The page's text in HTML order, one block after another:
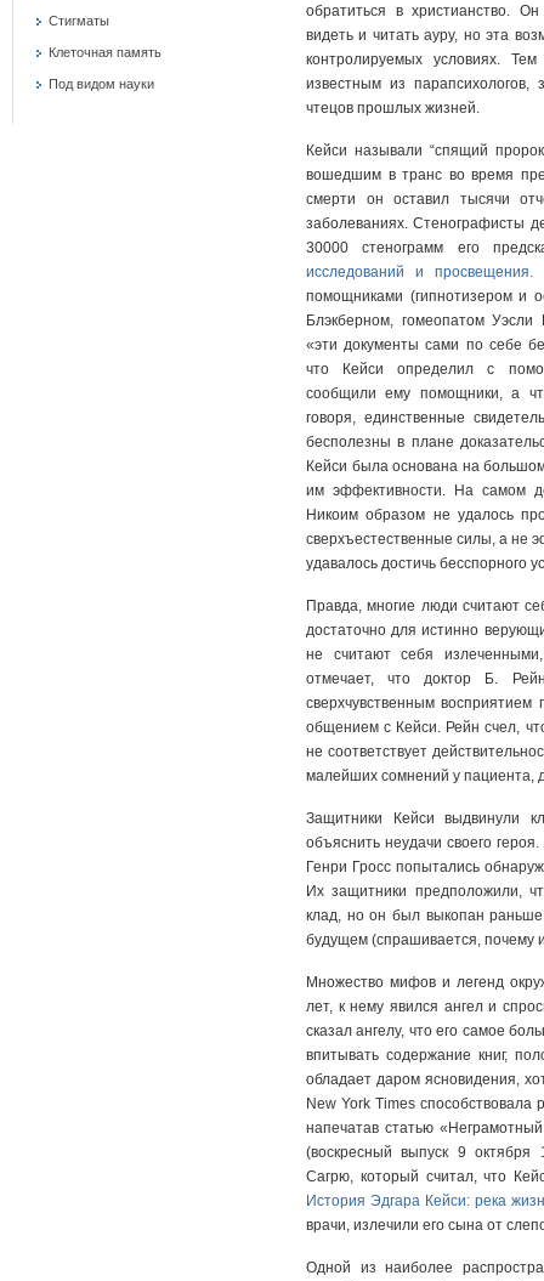
Стигматы
Клеточная память
Под видом науки
обратиться в христианство.
видеть и читать ауру, но эта
контролируемых условиях.
известным из парапсихологов,
чтецов прошлых жизней.
Кейси называли “спящий
вошедшим в транс во время
смерти он оставил тысячи
заболеваниях. Стенографисты
30000 стенограмм его
исследований и просвещения.
помощниками (гипнотизером и
Блэкберном, гомеопатом
«эти документы сами по себе
что Кейси определил с
сообщили ему помощники, а
говоря, единственные
бесполезны в плане
Кейси была основана на
им эффективности. На самом
Никоим образом не удалось
сверхъестественные силы, а не
удавалось достичь бесспорного
Правда, многие люди считают
достаточно для истинно
не считают себя
отмечает, что доктор Б.
сверхчувственным
общением с Кейси. Рейн счел,
не соответствует
малейших сомнений у пациента,
Защитники Кейси выдвинули
объяснить неудачи своего
Генри Гросс попытались
Их защитники предположили,
клад, но он был выкопан
будущем (спрашивается, почему
Множество мифов и легенд
лет, к нему явился ангел и
сказал ангелу, что его самое
впитывать содержание книг,
обладает даром ясновидения,
New York Times
напечатав статью
(воскресный выпуск 9
Сагрю, который считал, что
История Эдгара Кейси: река
врачи, излечили его сына от
Одной из наиболее